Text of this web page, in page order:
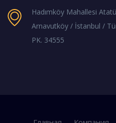
Hadımköy Mahallesi
Arnavutköy / İstanbul /
PK. 34555